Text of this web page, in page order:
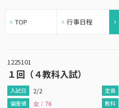
TOP 行事日程
1225101
１回（４教科入試）
2/2
女：76